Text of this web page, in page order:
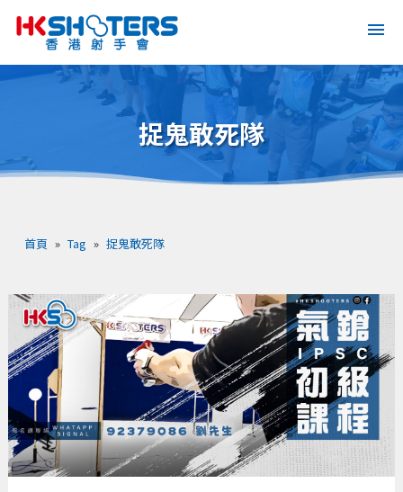
捉鬼敢死隊
首頁 » Tag » 捉鬼敢死隊